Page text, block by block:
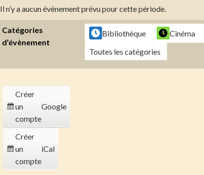
Il n’y a aucun évènement prévu pour cette période.
Catégories
d’évènement
Bibliothèque Cinéma
Toutes les catégories
Créer
un
compte
Google
Créer
un
compte
iCal